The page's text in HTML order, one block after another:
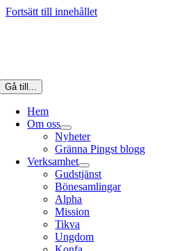
Fortsätt till innehållet
Gå till...
Hem
Om oss
Nyheter
Gränna Pingst blogg
Verksamhet
Gudstjänst
Bönesamlingar
Alpha
Mission
Tikva
Ungdom